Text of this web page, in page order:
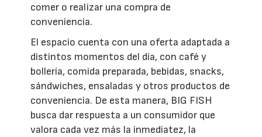
comer o realizar una compra de
conveniencia.
El espacio cuenta con una oferta adaptada a
distintos momentos del día, con café y
bollería, comida preparada, bebidas, snacks,
sándwiches, ensaladas y otros productos de
conveniencia. De esta manera, BIG FISH
busca dar respuesta a un consumidor que
valora cada vez más la inmediatez, la